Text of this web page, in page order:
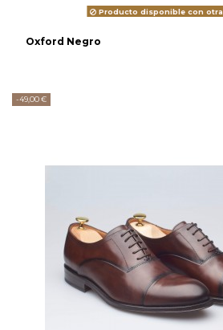
Producto disponible con
Oxford Negro
-49,00 €